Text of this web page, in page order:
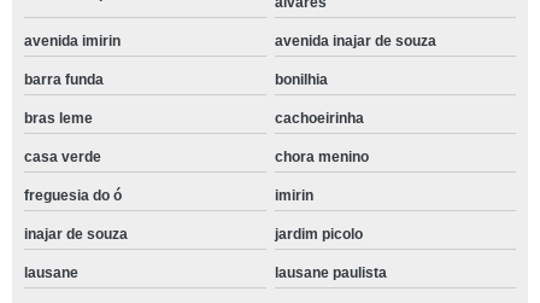
avenida imirin avenida inajar de souza
barra funda bonilhia
bras leme cachoeirinha
casa verde chora menino
freguesia do ó imirin
inajar de souza jardim picolo
lausane lausane paulista